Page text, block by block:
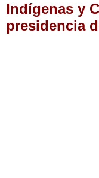
Indígenas y
presidencia